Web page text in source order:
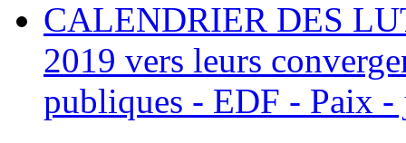
CALENDRIER DES
2019 vers leurs
publiques - EDF - Paix